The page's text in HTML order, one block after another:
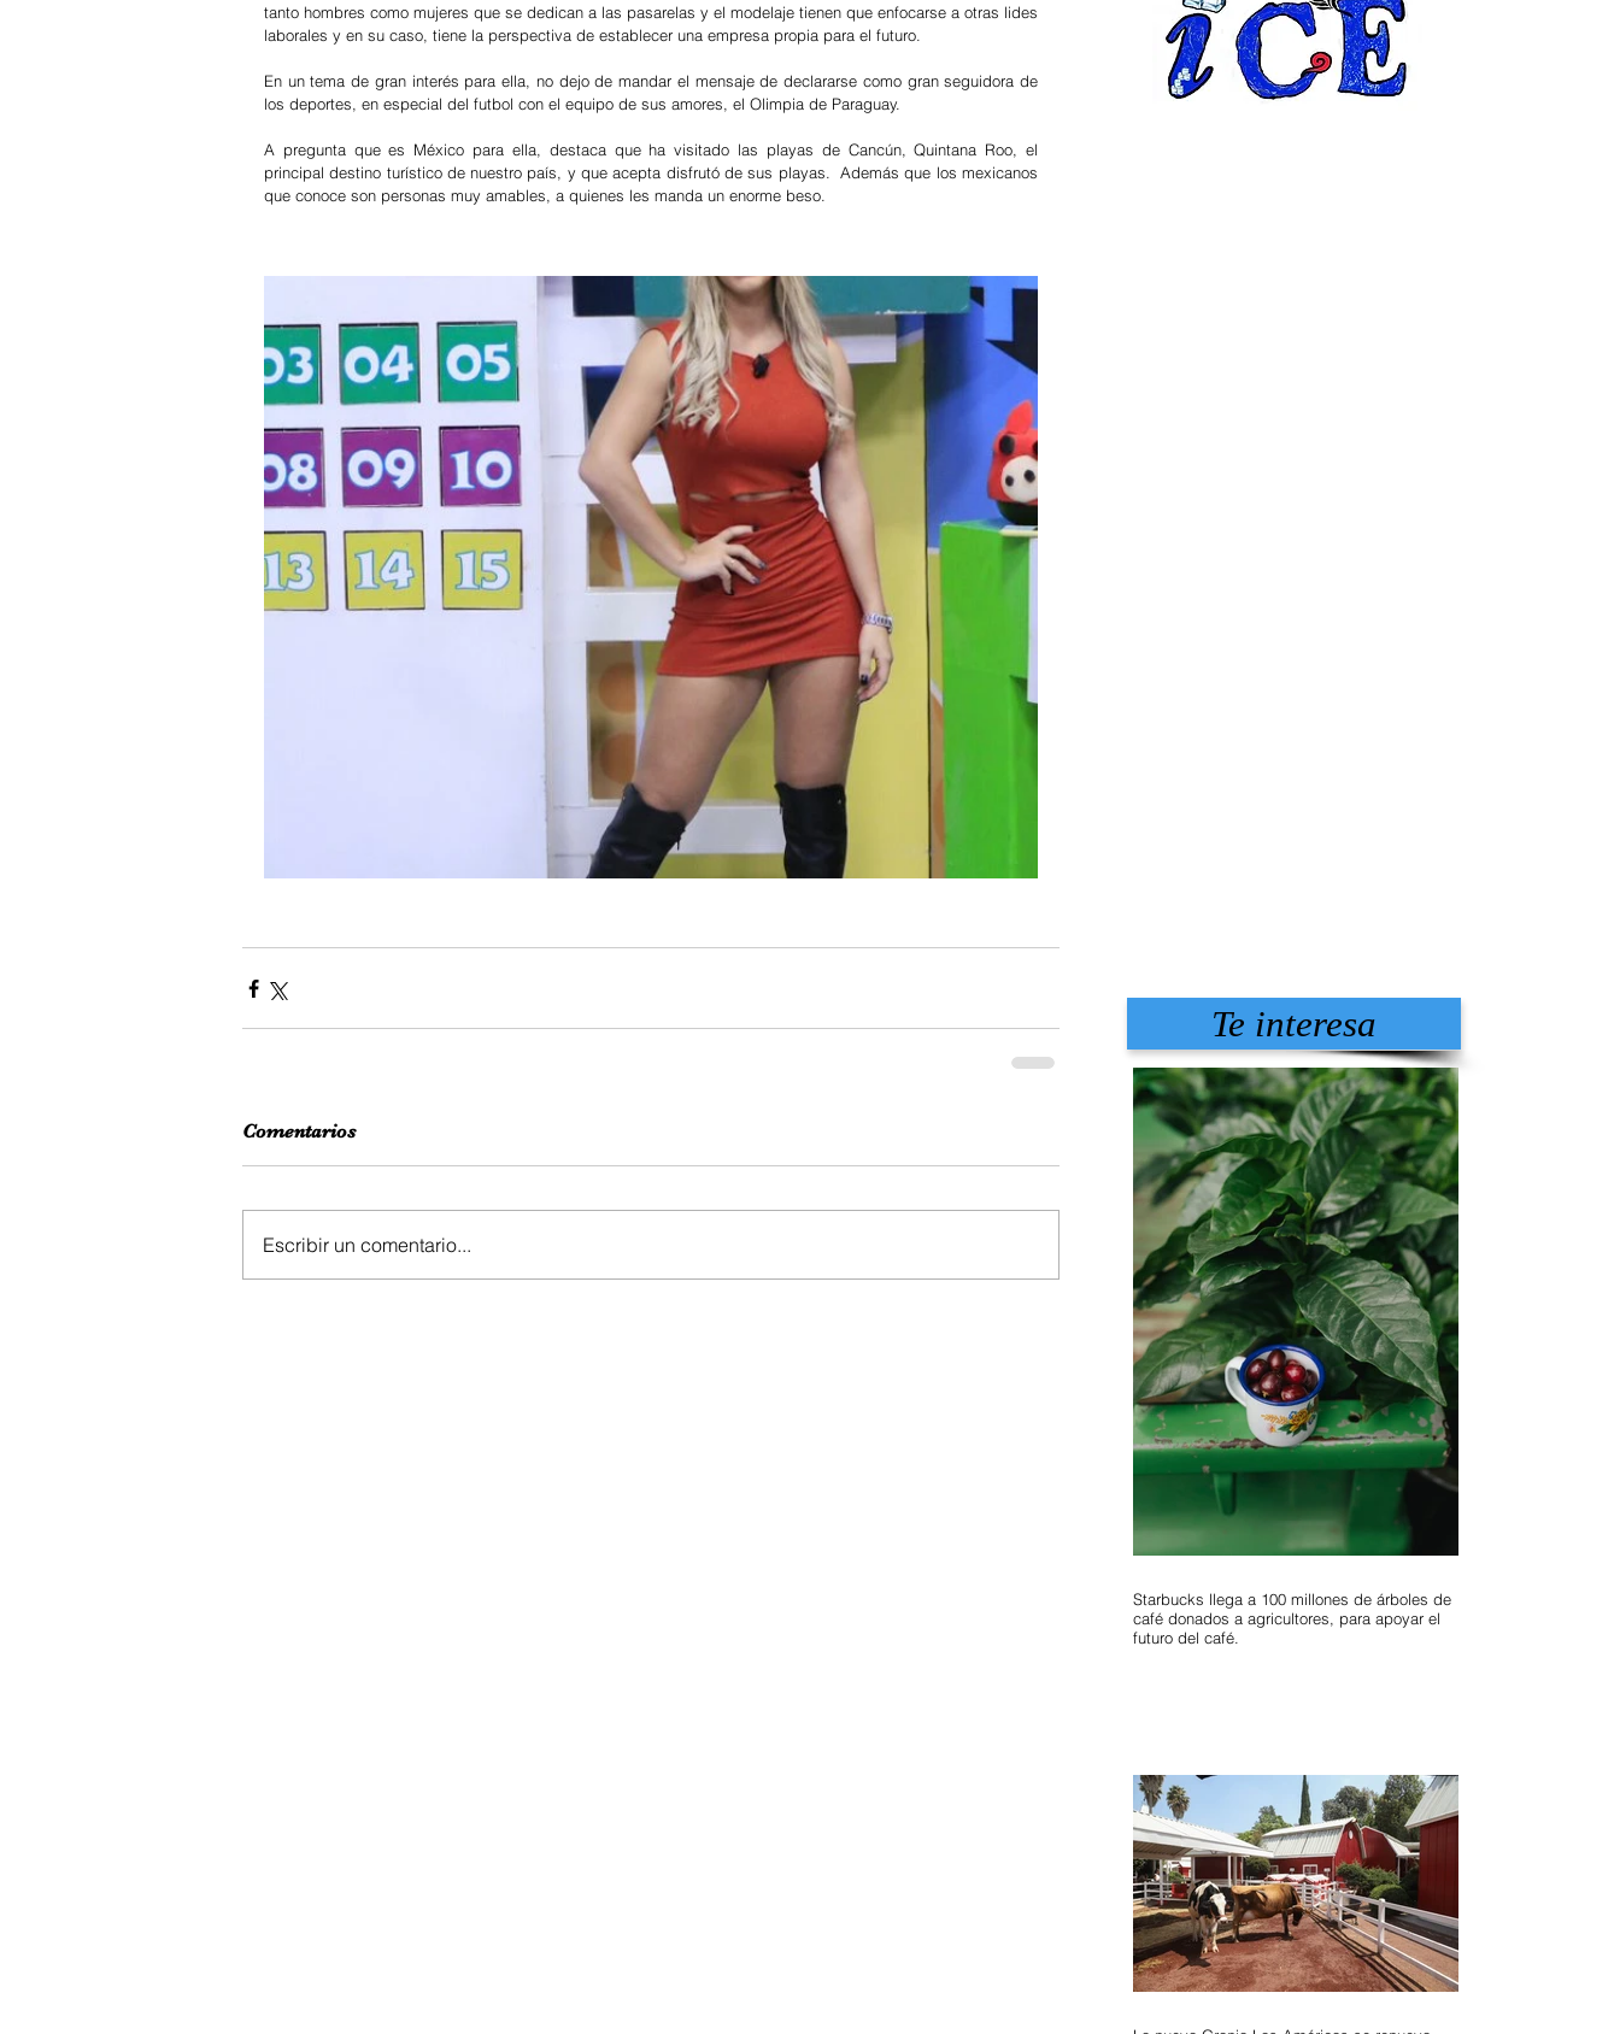
tanto hombres como mujeres que se dedican a las pasarelas y el modelaje tienen que enfocarse a otras lides
laborales y en su caso, tiene la perspectiva de establecer una empresa propia para el futuro.
En un tema de gran interés para ella, no dejo de mandar el mensaje de declararse como gran seguidora de
los deportes, en especial del futbol con el equipo de sus amores, el Olimpia de Paraguay.
A pregunta que es México para ella, destaca que ha visitado las playas de Cancún, Quintana Roo, el
principal destino turístico de nuestro país, y que acepta disfrutó de sus playas.  Además que los mexicanos
que conoce son personas muy amables, a quienes les manda un enorme beso.
Comentarios
Escribir un comentario...
Te interesa
Starbucks llega a 100 millones de árboles de
café donados a agricultores, para apoyar el
futuro del café.